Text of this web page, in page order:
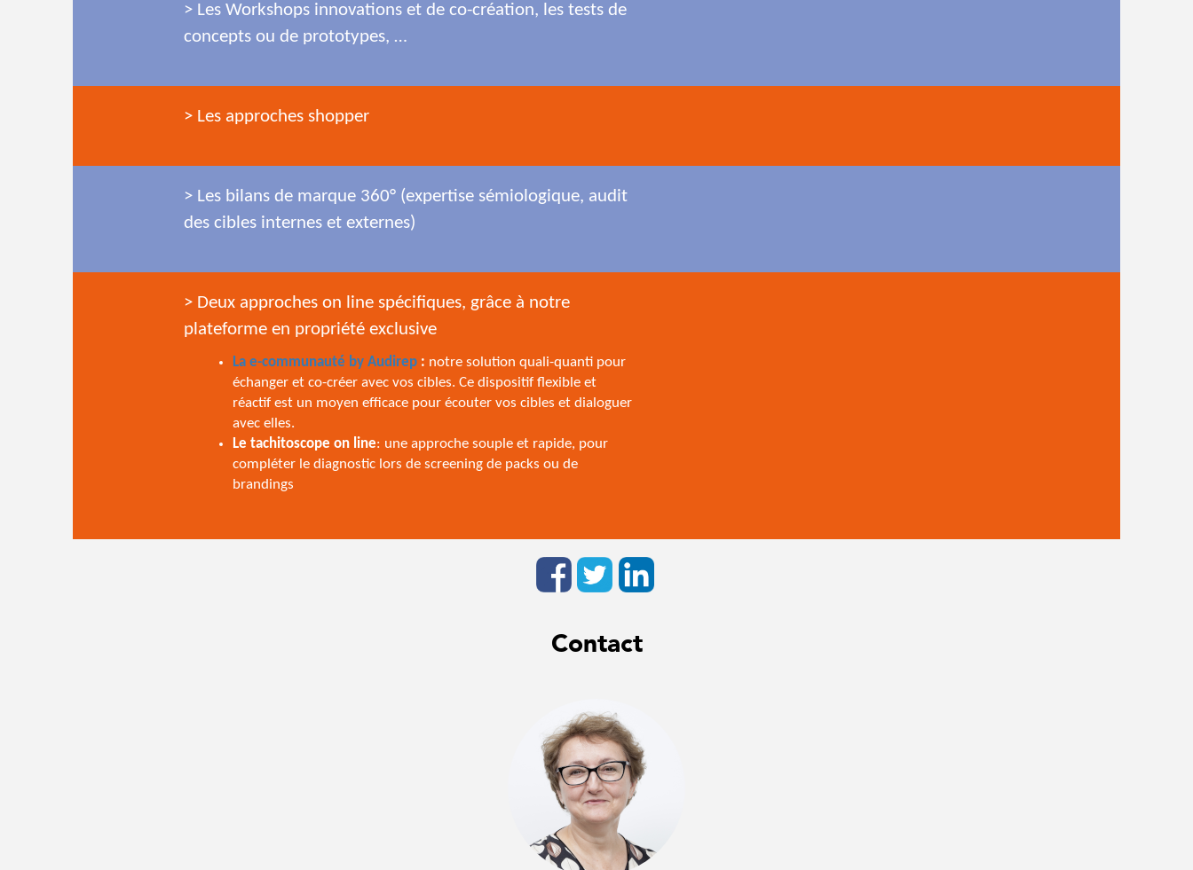
> Les Workshops innovations et de co-création, les tests de
concepts ou de prototypes, …
> Les approches shopper
> Les bilans de marque 360° (expertise sémiologique, audit
des cibles internes et externes)
> Deux approches on line spécifiques, grâce à notre
plateforme en propriété exclusive
La e-communauté by Audirep : notre solution quali-quanti pour
échanger et co-créer avec vos cibles. Ce dispositif flexible et
réactif est un moyen efficace pour écouter vos cibles et dialoguer
avec elles.
Le tachitoscope on line: une approche souple et rapide, pour
compléter le diagnostic lors de screening de packs ou de
brandings
Contact